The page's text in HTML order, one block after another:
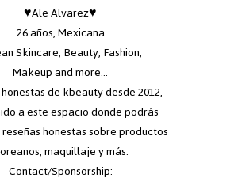
♥Ale Alvarez♥
26 años, Mexicana
Skincare, Beauty, Fashion,
Makeup and more...
de kbeauty desde 2012,
a este espacio donde podrás
honestas sobre productos
maquillaje y más.
Contact/Sponsorship: